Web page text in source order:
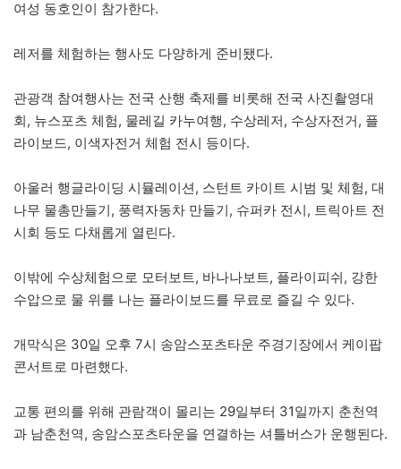
여성 동호인이 참가한다.
레저를 체험하는 행사도 다양하게 준비됐다.
관광객 참여행사는 전국 산행 축제를 비롯해 전국 사진촬영대
회, 뉴스포츠 체험, 물레길 카누여행, 수상레저, 수상자전거, 플
라이보드, 이색자전거 체험 전시 등이다.
아울러 행글라이딩 시뮬레이션, 스턴트 카이트 시범 및 체험, 대
나무 물총만들기, 풍력자동차 만들기, 슈퍼카 전시, 트릭아트 전
시회 등도 다채롭게 열린다.
이밖에 수상체험으로 모터보트, 바나나보트, 플라이피쉬, 강한
수압으로 물 위를 나는 플라이보드를 무료로 즐길 수 있다.
개막식은 30일 오후 7시 송암스포츠타운 주경기장에서 케이팝
콘서트로 마련했다.
교통 편의를 위해 관람객이 몰리는 29일부터 31일까지 춘천역
과 남춘천역, 송암스포츠타운을 연결하는 셔틀버스가 운행된다.